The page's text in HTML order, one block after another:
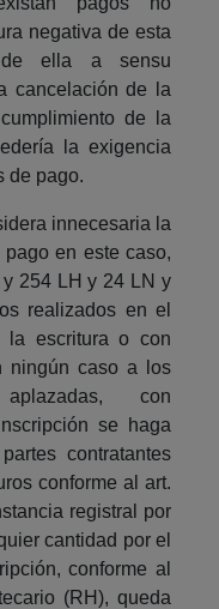
negativa de esta
de ella a sensu
cancelación de la
de la
la exigencia
de pago.
innecesaria la
en este caso,
254 LH y 24 LN y
realizados en el
la escritura o con
ningún caso a los
con
se haga
contratantes
conforme al art.
registral por
cantidad por el
conforme al
(RH), queda